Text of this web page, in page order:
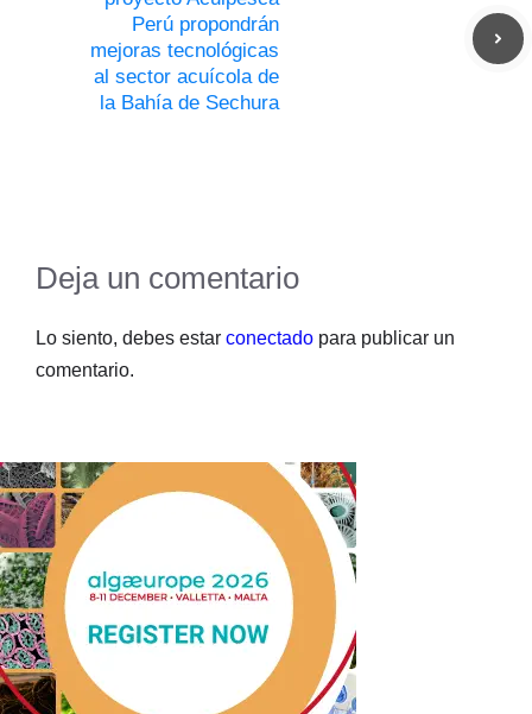
Perú propondrán
mejoras tecnológicas
al sector acuícola de
la Bahía de Sechura
Deja un comentario
Lo siento, debes estar conectado para publicar un
comentario.